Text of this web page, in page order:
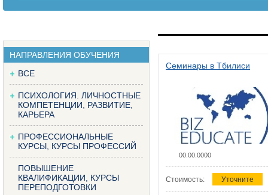
НАПРАВЛЕНИЯ ОБУЧЕНИЯ
ВСЕ
ПСИХОЛОГИЯ. ЛИЧНОСТНЫЕ
КОМПЕТЕНЦИИ, РАЗВИТИЕ,
КАРЬЕРА
ПРОФЕССИОНАЛЬНЫЕ
КУРСЫ, КУРСЫ ПРОФЕССИЙ
ПОВЫШЕНИЕ
КВАЛИФИКАЦИИ, КУРСЫ
ПЕРЕПОДГОТОВКИ
Семинары в Тбилиси
00.00.0000
Стоимость: Уточните